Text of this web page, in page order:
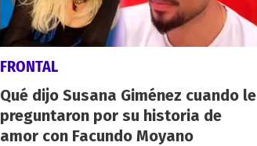
FRONTAL
Qué dijo Susana Giménez cuando le
preguntaron por su historia de
amor con Facundo Moyano